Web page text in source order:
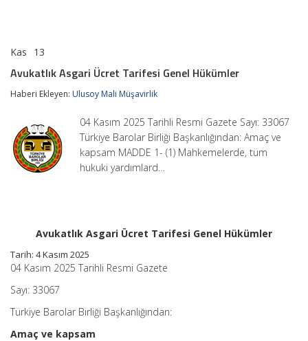
Kas 13
Ücret
Genel
Avukatlık Asgari Ücret Tarifesi Genel Hükümler
Haberi Ekleyen: Ulusoy Mali Müşavirlik
04 Kasım 2025 Tarihli Resmi Gazete Sayı: 33067
Türkiye Barolar Birliği Başkanlığından: Amaç ve
kapsam MADDE 1- (1) Mahkemelerde, tüm
hukuki yardımlard…
Avukatlık Asgari Ücret Tarifesi Genel Hükümler
Tarih: 4 Kasım 2025
04 Kasım 2025 Tarihli Resmi Gazete
Sayı: 33067
Türkiye Barolar Birliği Başkanlığından:
Amaç ve kapsam